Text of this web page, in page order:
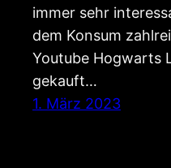
immer sehr
dem Konsum
Youtube Hogwarts
gekauft…
1. März 2023